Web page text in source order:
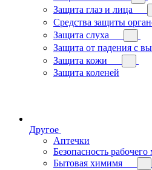
Защита глаз и лица
Средства защиты
Защита слуха
Защита от падения с
Защита кожи
Защита коленей
Другое
Аптечки
Безопасность рабочего
Бытовая химимя